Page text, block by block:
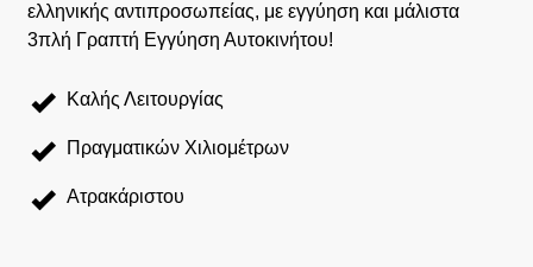
ελληνικής αντιπροσωπείας, με εγγύηση και μάλιστα
3πλή Γραπτή Εγγύηση Αυτοκινήτου!
Καλής Λειτουργίας
Πραγματικών Χιλιομέτρων
Ατρακάριστου